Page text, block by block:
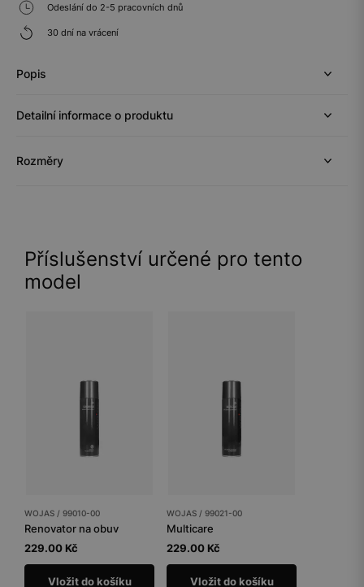
Odeslání do 2-5 pracovních dnů
30 dní na vrácení
Popis
Detailní informace o produktu
Rozměry
Příslušenství určené pro tento
model
WOJAS / 99010-00
Renovator na obuv
229.00 Kč
Vložit do košíku
WOJAS / 99021-00
Multicare
229.00 Kč
Vložit do košíku